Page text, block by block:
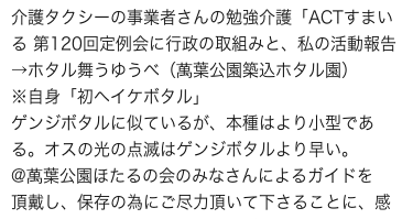
介護タクシーの事業者さんの勉強介護「ACTすまい
る 第120回定例会に行政の取組みと、私の活動報告
→ホタル舞うゆうべ（萬葉公園築込ホタル園）
※自身「初ヘイケボタル」
ゲンジボタルに似ているが、本種はより小型であ
る。オスの光の点滅はゲンジボタルより早い。
@萬葉公園ほたるの会のみなさんによるガイドを
頂戴し、保存の為にご尽力頂いて下さることに、感